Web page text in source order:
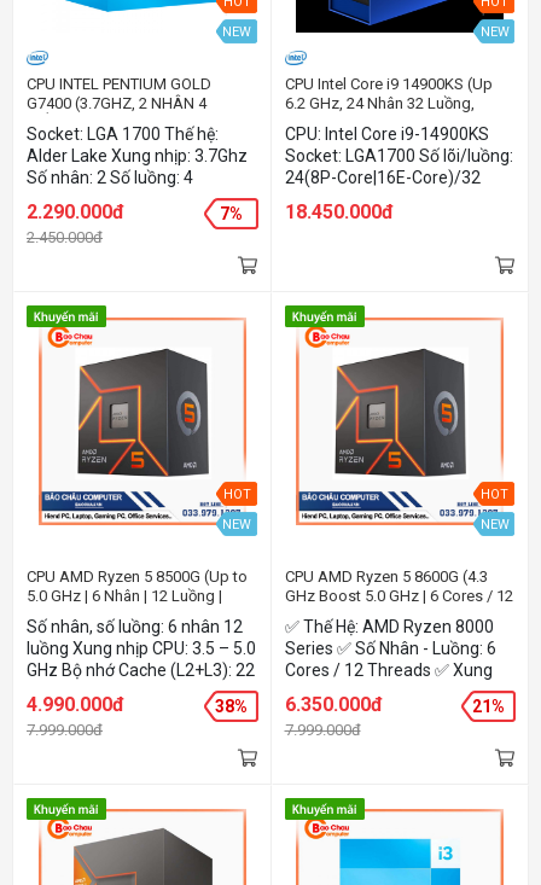
NEW
CPU INTEL PENTIUM GOLD
G7400 (3.7GHZ, 2 NHÂN 4
LUỒNG, 6MB CACHE, 46W) -
SOCKET INTEL LGA 1700)
Socket: LGA 1700 Thế hệ:
Alder Lake Xung nhịp: 3.7Ghz
Số nhân: 2 Số luồng: 4
2.290.000đ
2.450.000đ
7%
NEW
CPU Intel Core i9 14900KS (Up
6.2 GHz, 24 Nhân 32 Luồng,
36MB Cache, Raptor Lake
Refresh)
CPU: Intel Core i9-14900KS
Socket: LGA1700 Số lõi/luồng:
24(8P-Core|16E-Core)/32
GHzTDP: 215W
18.450.000đ
HOT
NEW
CPU AMD Ryzen 5 8500G (Up to
5.0 GHz | 6 Nhân | 12 Luồng |
Socket AM5)
Số nhân, số luồng: 6 nhân 12
luồng Xung nhịp CPU: 3.5 – 5.0
GHz Bộ nhớ Cache (L2+L3): 22
MB TDP: 65W Kiến trúc: 2 x
Zen4, 4 x Zen4c Bus ram hỗ
trợ: Up to 5200MT/s Card đồ
4.990.000đ
7.999.000đ
38%
HOT
NEW
CPU AMD Ryzen 5 8600G (4.3
GHz Boost 5.0 GHz | 6 Cores / 12
Threads | 16 MB Cache)
✅ Thế Hệ: AMD Ryzen 8000
Series ✅ Số Nhân - Luồng: 6
Cores / 12 Threads ✅ Xung
Nhịp: 4.3 GHz up to 5.0 GHz ✅
Cache: 16 MB ✅ CPU Socket:
AM5
6.350.000đ
7.999.000đ
21%